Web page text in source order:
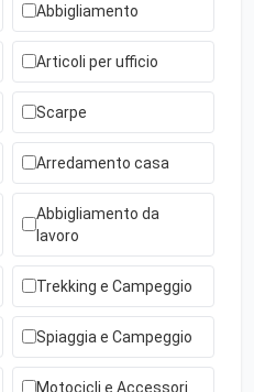
Abbigliamento
Articoli per ufficio
Scarpe
Arredamento casa
Abbigliamento da
lavoro
Trekking e Campeggio
Spiaggia e Campeggio
Motocicli e Accessori